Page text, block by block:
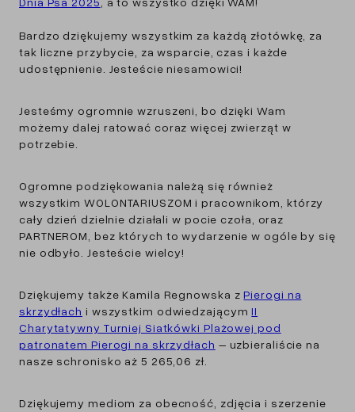
Bardzo dziękujemy wszystkim za każdą złotówkę, za
tak liczne przybycie, za wsparcie, czas i każde
udostępnienie. Jesteście niesamowici!
Jesteśmy ogromnie wzruszeni, bo dzięki Wam
możemy dalej ratować coraz więcej zwierząt w
potrzebie.
Ogromne podziękowania należą się również
wszystkim WOLONTARIUSZOM i pracownikom, którzy
cały dzień dzielnie działali w pocie czoła, oraz
PARTNEROM, bez których to wydarzenie w ogóle by się
nie odbyło. Jesteście wielcy!
Dziękujemy także Kamila Regnowska zPierogi na
skrzydłach i wszystkim odwiedzającymII
Charytatywny Turniej Siatkówki Plażowej pod
patronatem Pierogi na skrzydłach – uzbieraliście na
nasze schronisko aż 5 265,06 zł.
Dziękujemy mediom za obecność, zdjęcia i szerzenie